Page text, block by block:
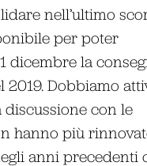
nell’ultimo
per poter
dicembre la
2019. Dobbiamo
con le
hanno più
anni precedenti